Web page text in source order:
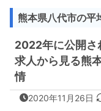
熊本県八代市の平
2022年に公開さ
求人から見る熊
情
2020年11月26日